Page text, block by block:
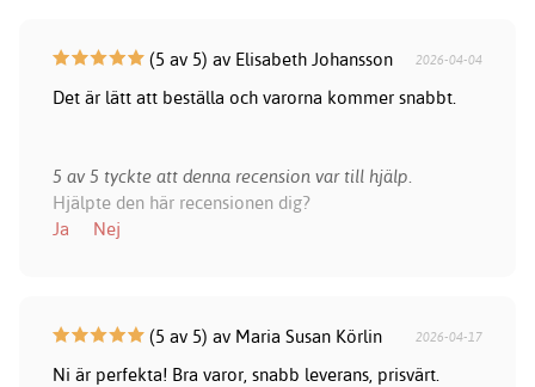
(5 av 5) av Elisabeth Johansson 2026-04-04
Det är lätt att beställa och varorna kommer snabbt.
5 av 5 tyckte att denna recension var till hjälp.
Hjälpte den här recensionen dig?
Ja
Nej
(5 av 5) av Maria Susan Körlin 2026-04-17
Ni är perfekta! Bra varor, snabb leverans, prisvärt.